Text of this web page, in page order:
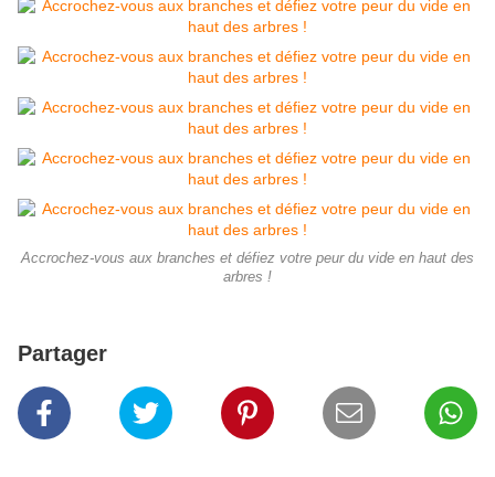
Accrochez-vous aux branches et défiez votre peur du vide en haut des
arbres !
Partager